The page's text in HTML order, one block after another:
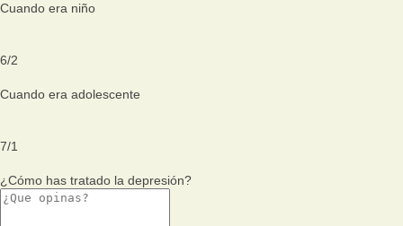
Cuando era niño
6/2
Cuando era adolescente
7/1
¿Cómo has tratado la depresión?